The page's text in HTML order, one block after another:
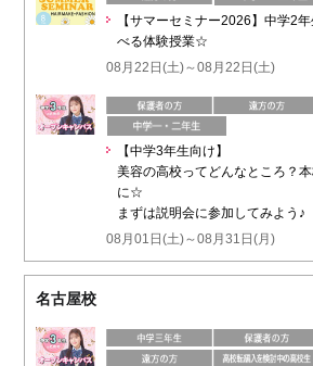
【サマーセミナー2026】中学2
べる体験授業☆
08月22日(土)～08月22日(土)
【中学3年生向け】
美容の高校ってどんなところ？
に☆
まずは説明会に参加してみよう♪
08月01日(土)～08月31日(月)
名古屋校